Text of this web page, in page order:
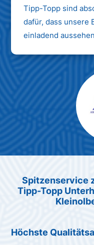
Tipp-Topp sind
dafür, dass unsere
einladend
Spitzenservice
Tipp-Topp Unt
Höchste